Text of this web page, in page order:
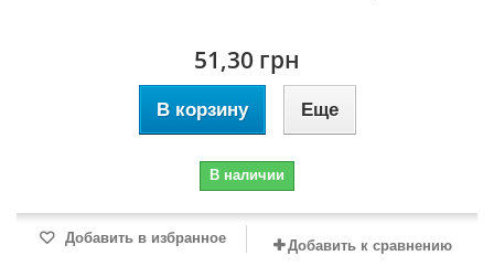
51,30 грн
В корзину Еще
В наличии
Добавить в избранное Добавить к сравнению